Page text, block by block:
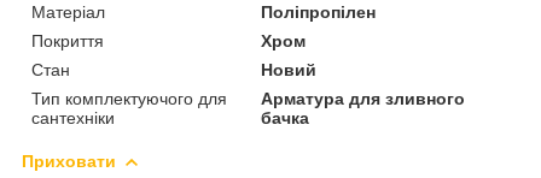
Матеріал
Поліпропілен
Покриття
Хром
Стан
Новий
Тип комплектуючого для
сантехніки
Арматура для зливного
бачка
Приховати